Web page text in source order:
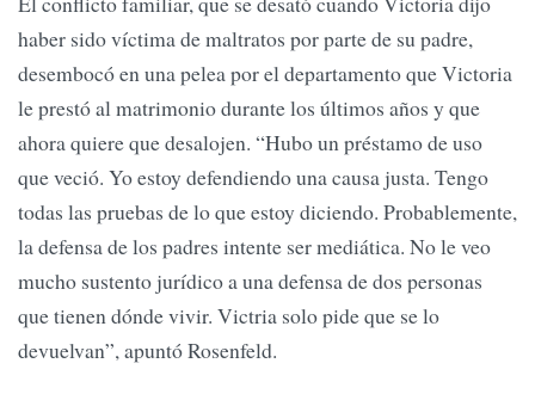
haber sido víctima de maltratos por parte de su padre,
desembocó en una pelea por el departamento que Victoria
le prestó al matrimonio durante los últimos años y que
ahora quiere que desalojen. “Hubo un préstamo de uso
que veció. Yo estoy defendiendo una causa justa. Tengo
todas las pruebas de lo que estoy diciendo. Probablemente,
la defensa de los padres intente ser mediática. No le veo
mucho sustento jurídico a una defensa de dos personas
que tienen dónde vivir. Victria solo pide que se lo
devuelvan”, apuntó Rosenfeld.